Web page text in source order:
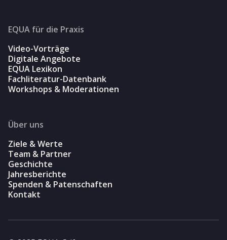
EQUA für die Praxis
Video-Vorträge
Digitale Angebote
EQUA Lexikon
Fachliteratur-Datenbank
Workshops & Moderationen
Über uns
Ziele & Werte
Team & Partner
Geschichte
Jahresberichte
Spenden & Patenschaften
Kontakt